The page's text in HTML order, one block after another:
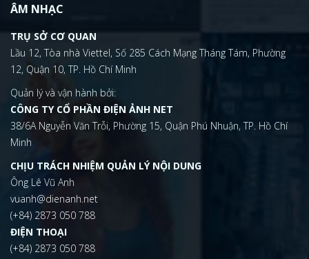
ÂM NHẠC
TRỤ SỞ CƠ QUAN
Lầu 12, Tòa nhà Viettel, Số 285 Cách Mạng Tháng Tám, Phường
12, Quận 10, TP. Hồ Chí Minh
Quản lý và vận hành bởi:
CÔNG TY CỔ PHẦN ĐIỆN ẢNH NET
38/6A Nguyễn Văn Trỗi, Phường 15, Quận Phú Nhuận, TP. Hồ Chí
Minh
CHỊU TRÁCH NHIỆM QUẢN LÝ NỘI DUNG
Ông Lê Vũ Anh
vuanh@dienanh.net
(+84) 2873 050 788
ĐIỆN THOẠI
(+84) 2873 050 788